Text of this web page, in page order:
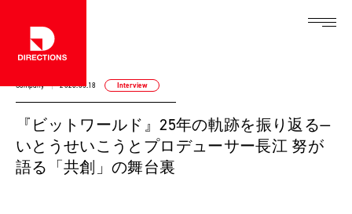
Company 2026.05.18 Interview
『ビットワールド』25年の軌跡を振り返る—
いとうせいこうとプロデューサー長江 努が
語る「共創」の舞台裏